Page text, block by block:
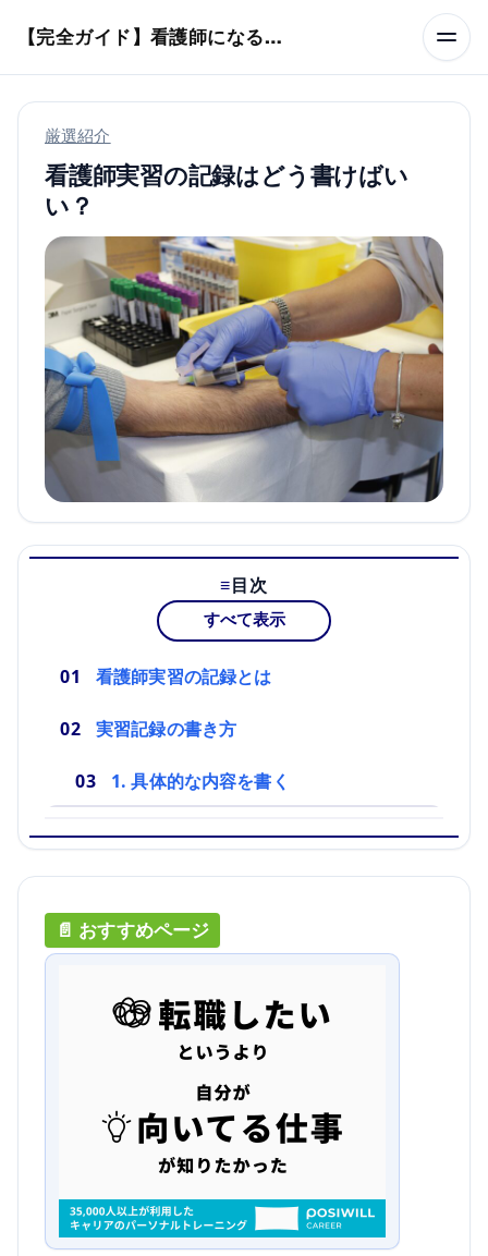
【完全ガイド】看護師になるまでのステップ＆スケジュール
厳選紹介
看護師実習の記録はどう書けばい
い？
目次
すべて表示
看護師実習の記録とは
実習記録の書き方
1. 具体的な内容を書く